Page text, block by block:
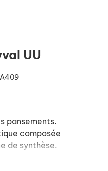
UU
pansements.
composée
de synthèse.